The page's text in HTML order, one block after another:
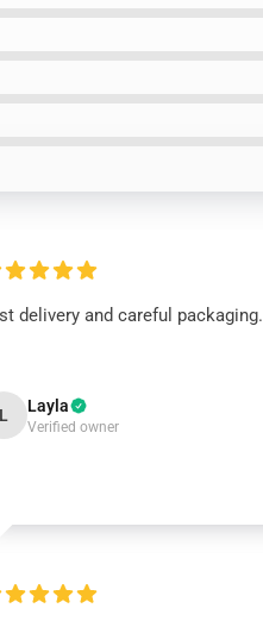
delivery and careful packaging.
L Layla
Verified owner